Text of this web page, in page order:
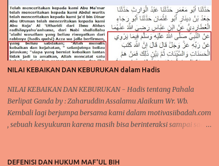
NILAI KEBAIKAN DAN KEBURUKAN dalam Hadis
NILAI KEBAIKAN DAN KEBURUKAN - Hadis tentang Pahala
Berlipat Ganda by : Zaharuddin Assalamu Alaikum Wr. Wb.
Kembali lagi berjumpa bersama kami dalam motivasiibadah.com
, sebuah kesyukuran karena masih bisa berinteraksi sampai saat
jalan kebaikan dan menjauhkan kita dari jalan keburukan.
DEFENISI DAN HUKUM MAF'UL BIH